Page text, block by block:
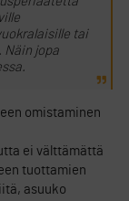
tai
Näin jopa
omistaminen
ei välttämättä
tuottamien
asuuko